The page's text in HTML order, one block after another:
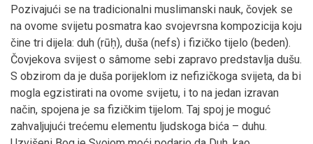
Pozivajući se na tradicionalni muslimanski nauk, čovjek se
na ovome svijetu posmatra kao svojevrsna kompozicija koju
čine tri dijela: duh (rūḥ), duša (nefs) i fizičko tijelo (beden).
Čovjekova svijest o sâmome sebi zapravo predstavlja dušu.
S obzirom da je duša porijeklom iz nefizičkoga svijeta, da bi
mogla egzistirati na ovome svijetu, i to na jedan izravan
način, spojena je sa fizičkim tijelom. Taj spoj je moguć
zahvaljujući trećemu elementu ljudskoga bića – duhu.